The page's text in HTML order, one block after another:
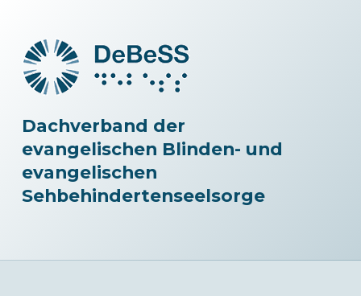
Dachverband der
evangelischen Blinden- und
evangelischen
Sehbehindertenseelsorge